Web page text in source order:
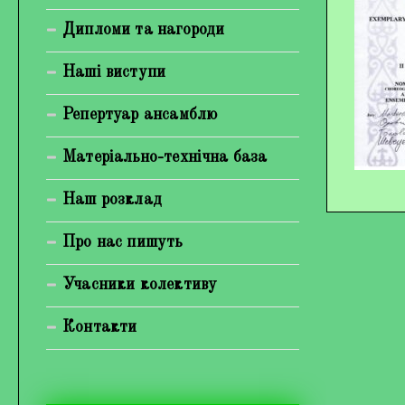
Богуненко Денис Олександрович
Гірієнко Ірина Михайлівна
Відеогалерея
Фотогалерея
Дипломи та нагороди
Наші виступи
Репертуар ансамблю
Матеріально-технічна база
Наш розклад
Про нас пишуть
Учасники колективу
Контакти